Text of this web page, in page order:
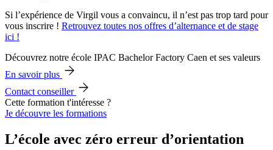
Si l’expérience de Virgil vous a convaincu, il n’est pas trop tard pour
vous inscrire ! Retrouvez toutes nos offres d’alternance et de stage
ici !
Découvrez notre école IPAC Bachelor Factory Caen et ses valeurs
En savoir plus
Contact conseiller
Cette formation t'intéresse ?
Je découvre les formations
L’école avec zéro erreur d’orientation